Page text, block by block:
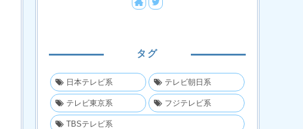
タグ
日本テレビ系 テレビ朝日系
テレビ東京系 フジテレビ系
TBSテレビ系